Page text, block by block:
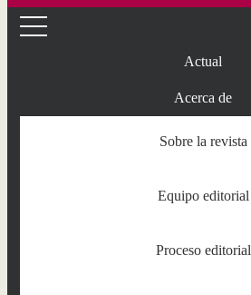
Actual
Acerca de
Sobre la revista
Equipo editorial
Proceso editorial